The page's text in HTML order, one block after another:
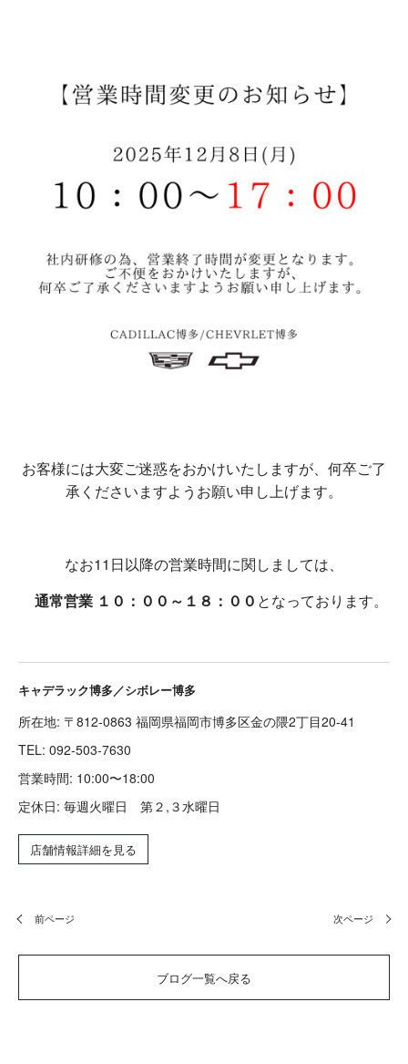
お客様には大変ご迷惑をおかけいたしますが、何卒ご了
承くださいますようお願い申し上げます。
なお11日以降の営業時間に関しましては、
通常営業 １０：００～１８：００ となっております。
キャデラック博多／シボレー博多
所在地: 〒812-0863 福岡県福岡市博多区金の隈2丁目20-41
TEL: 092-503-7630
営業時間: 10:00〜18:00
定休日: 毎週火曜日 第２,３水曜日
店舗情報詳細を見る
前ページ 次ページ
ブログ一覧へ戻る